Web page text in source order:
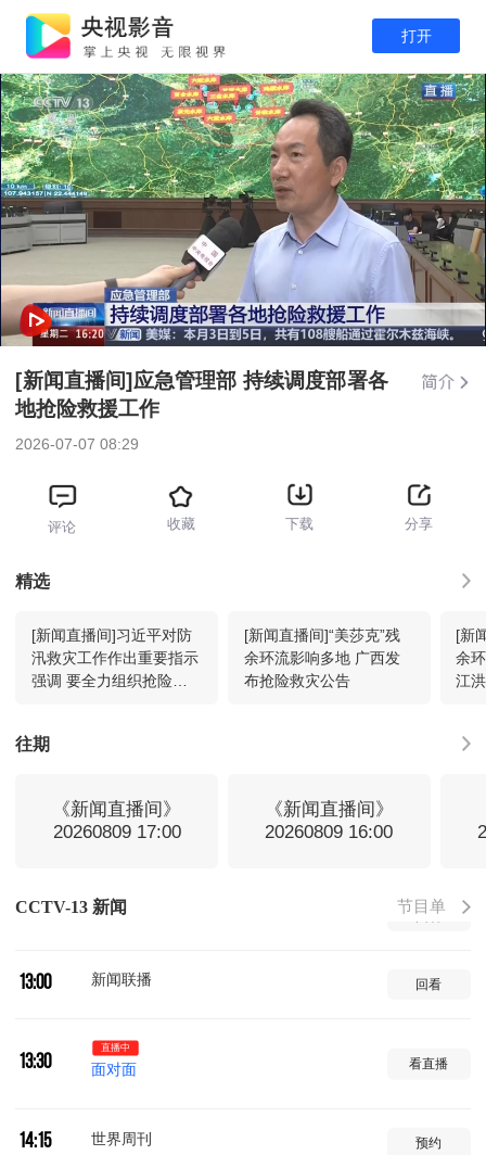
打开
[新闻直播间]应急管理部 持续调度部署各
地抢险救援工作
2026-07-07 08:29
评论 收藏 下载 分享
精选
[新闻直播间]习近平对防
汛救灾工作作出重要指示
强调 要全力组织抢险救
作 确保人民群众生命财
[新闻直播间]“美莎克”残
余环流影响多地 广西发
布抢险救灾公告
[新
余
江
往期
《新闻直播间》
20260809 17:00
《新闻直播间》
20260809 16:00
CCTV-13 新闻 节目单
09:00
10:00 共同关注
焦点访谈
12:00 东方时空 回看
13:00 新闻联播 回看
13:30
直播中
面对面 看直播
14:15 世界周刊 预约